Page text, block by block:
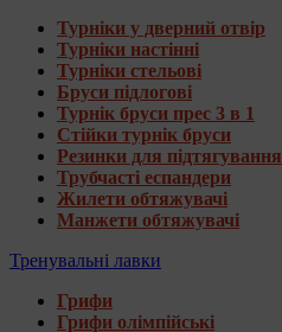
Турніки у дверний отвір
Турніки настінні
Турніки стельові
Бруси підлогові
Турнік бруси прес 3 в 1
Стійки турнік бруси
Резинки для підтягування
Трубчасті еспандери
Жилети обтяжувачі
Манжети обтяжувачі
Тренувальні лавки
Грифи
Грифи олімпійські